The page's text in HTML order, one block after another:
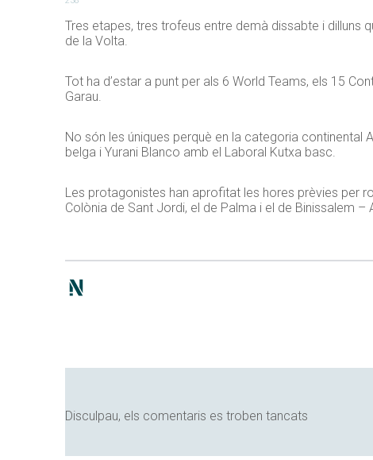
Tres etapes, tres trofeus entre demà dissabte i dilluns
de la Volta.
Tot ha d’estar a punt per als 6 World Teams, els 15
Garau.
No són les úniques perquè en la categoria
belga i Yurani Blanco amb el Laboral Kutxa basc.
Les protagonistes han aprofitat les hores prèvies per
Colònia de Sant Jordi, el de Palma i el de Binissalem
Disculpau, els comentaris es troben tancats